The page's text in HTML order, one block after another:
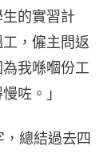
的實習計
，僱主問返
我喺嗰份工
咗。」
總結過去四